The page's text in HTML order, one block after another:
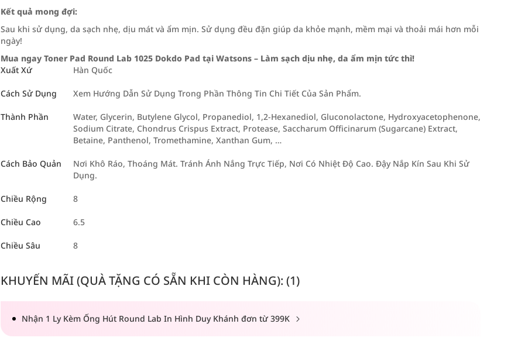
Kết quả mong đợi:
Sau khi sử dụng, da sạch nhẹ, dịu mát và ẩm mịn. Sử dụng đều đặn giúp da khỏe mạnh, mềm mại và thoải mái hơn mỗi
ngày!
Mua ngay Toner Pad Round Lab 1025 Dokdo Pad tại Watsons – Làm sạch dịu nhẹ, da ẩm mịn tức thì!
Xuất Xứ
Hàn Quốc
Cách Sử Dụng Xem Hướng Dẫn Sử Dụng Trong Phần Thông Tin Chi Tiết Của Sản Phẩm.
Thành Phần
Water, Glycerin, Butylene Glycol, Propanediol, 1,2-Hexanediol, Gluconolactone, Hydroxyacetophenone,
Sodium Citrate, Chondrus Crispus Extract, Protease, Saccharum Officinarum (Sugarcane) Extract,
Betaine, Panthenol, Tromethamine, Xanthan Gum, …
Cách Bảo Quản
Nơi Khô Ráo, Thoáng Mát. Tránh Ánh Nắng Trực Tiếp, Nơi Có Nhiệt Độ Cao. Đậy Nắp Kín Sau Khi Sử
Dụng.
Chiều Rộng 8
Chiều Cao 6.5
Chiều Sâu 8
KHUYẾN MÃI (QUÀ TẶNG CÓ SẴN KHI CÒN HÀNG): (1)
Nhận 1 Ly Kèm Ống Hút Round Lab In Hình Duy Khánh đơn từ 399K